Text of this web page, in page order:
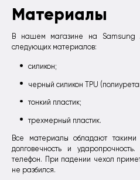
Материалы
В нашем магазине на Samsung
следующих материалов:
силикон;
черный силикон TPU
тонкий пластик;
трехмерный пластик.
Все материалы обладают такими
долговечность и
телефон. При падении чехол
не разбился.